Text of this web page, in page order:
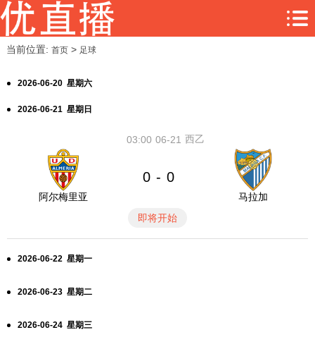
当前位置: 首页> 足球
2026-06-20 星期六
2026-06-21 星期日
06-21
03:00 西乙
阿尔梅里亚
0 - 0
马拉加
即将开始
2026-06-22 星期一
2026-06-23 星期二
2026-06-24 星期三